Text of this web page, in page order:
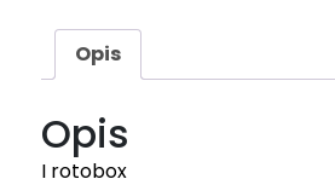
Opis
Opis
I rotobox